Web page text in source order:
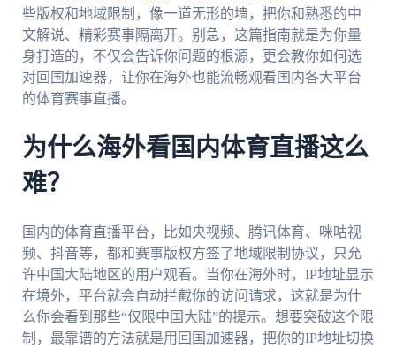
些版权和地域限制，像一道无形的墙，把你和熟悉的中
文解说、精彩赛事隔离开。别急，这篇指南就是为你量
身打造的，不仅会告诉你问题的根源，更会教你如何选
对回国加速器，让你在海外也能流畅观看国内各大平台
的体育赛事直播。
为什么海外看国内体育直播这么
难？
国内的体育直播平台，比如央视频、腾讯体育、咪咕视
频、抖音等，都和赛事版权方签了地域限制协议，只允
许中国大陆地区的用户观看。当你在海外时，IP地址显示
在境外，平台就会自动拦截你的访问请求，这就是为什
么你会看到那些“仅限中国大陆”的提示。想要突破这个限
制，最靠谱的方法就是用回国加速器，把你的IP地址切换